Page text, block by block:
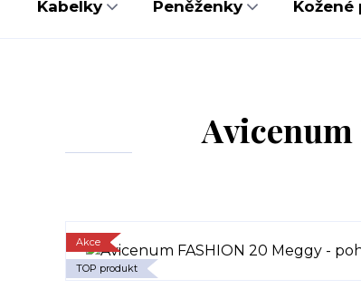
Kabelky Peněženky Kožené
Avicenum
Akce
TOP produkt